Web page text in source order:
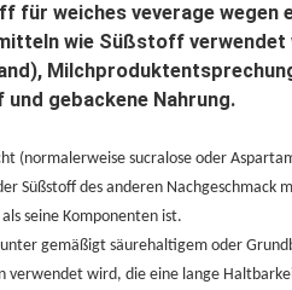
für weiches veverage wegen
wie Süßstoff
gebackene Nahrung.
(normalerweise sucralose oder
Süßstoff des anderen Nachgeschmack
seine Komponenten ist.
gemäßigt säurehaltigem oder
verwendet wird, die eine lange